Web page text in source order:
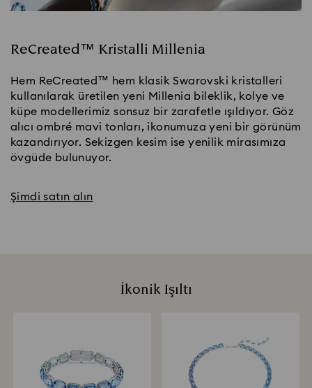
ReCreated™ Kristalli Millenia
Hem ReCreated™ hem klasik Swarovski kristalleri
kullanılarak üretilen yeni Millenia bileklik, kolye ve
küpe modellerimiz sonsuz bir zarafetle ışıldıyor. Göz
alıcı ombré mavi tonları, ikonumuza yeni bir görünüm
kazandırıyor. Sekizgen kesim ise yenilik mirasımıza
övgüde bulunuyor.
Şimdi satın alın
İkonik Işıltı